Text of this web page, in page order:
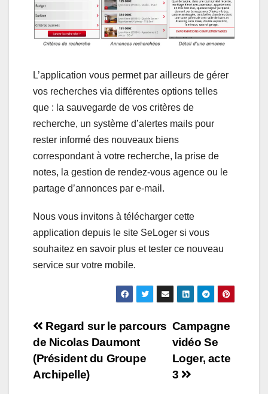
L’application vous permet par ailleurs de gérer
vos recherches via différentes options telles
que : la sauvegarde de vos critères de
recherche, un système d’alertes mails pour
rester informé des nouveaux biens
correspondant à votre recherche, la prise de
notes, la gestion de rendez-vous agence ou le
partage d’annonces par e-mail.
Nous vous invitons à télécharger cette
application depuis le site SeLoger si vous
souhaitez en savoir plus et tester ce nouveau
service sur votre mobile.
Navigation
de
l’article
Campagne
vidéo Se
Loger, acte
3
Regard sur le parcours
de Nicolas Daumont
(Président du Groupe
Archipelle)